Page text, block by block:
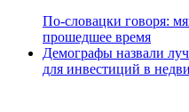
По-словацки говоря:
прошедшее время
Демографы назвали
для инвестиций в